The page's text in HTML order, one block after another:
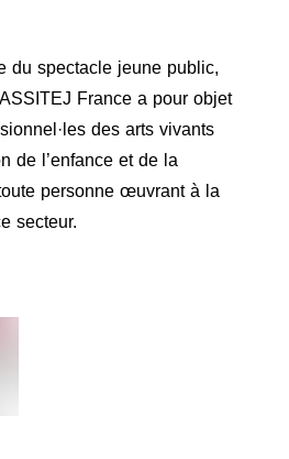
du spectacle jeune public,
France a pour objet
des arts vivants
de l’enfance et de la
personne œuvrant à la
secteur.